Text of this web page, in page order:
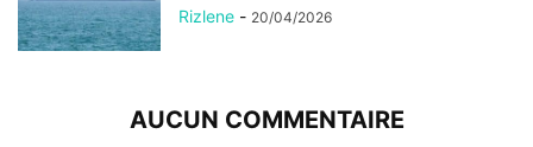
Rizlene - 20/04/2026
AUCUN COMMENTAIRE